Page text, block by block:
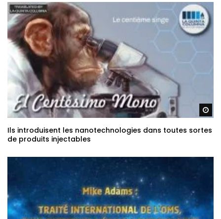
Ils introduisent les nanotechnologies dans toutes sortes
de produits injectables